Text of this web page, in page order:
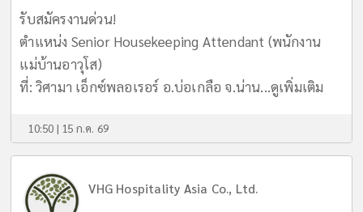
รับสมัครงานด่วน!
ตำแหน่ง Senior Housekeeping Attendant (พนักงาน
แม่บ้านอาวุโส)
ที่: วิศามา เอ็กซ์พลอเรอร์ อ.บ่อเกลือ จ.น่าน...ดูเพิ่มเติม
10:50 | 15 ก.ค. 69
VHG Hospitality Asia Co., Ltd.